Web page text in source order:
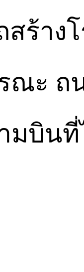
ร้าง
ณะ ถ
มบิน